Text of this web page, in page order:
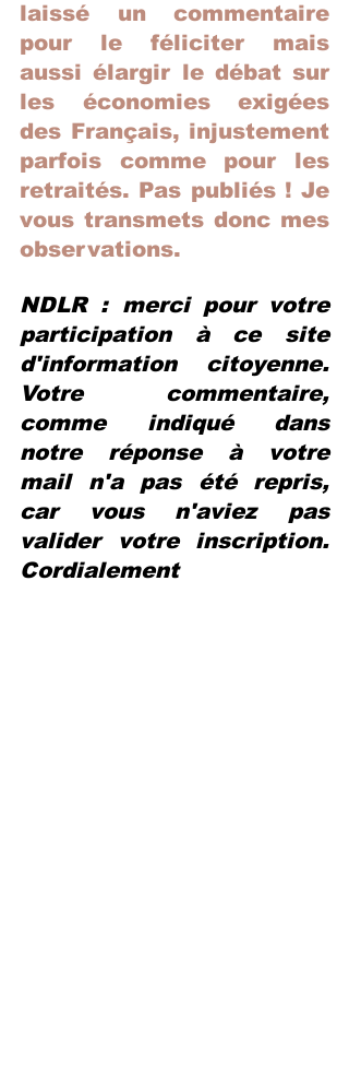
laissé un commentaire
pour le féliciter mais
aussi élargir le débat sur
les économies exigées
des Français, injustement
parfois comme pour les
retraités. Pas publiés ! Je
vous transmets donc mes
observations.
NDLR : merci pour votre
participation à ce site
d'information citoyenne.
Votre commentaire,
comme indiqué dans
notre réponse à votre
mail n'a pas été repris,
car vous n'aviez pas
valider votre inscription.
Cordialement